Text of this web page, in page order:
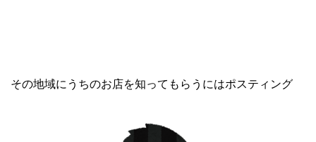
その地域にうちのお店を知ってもらうにはポスティング